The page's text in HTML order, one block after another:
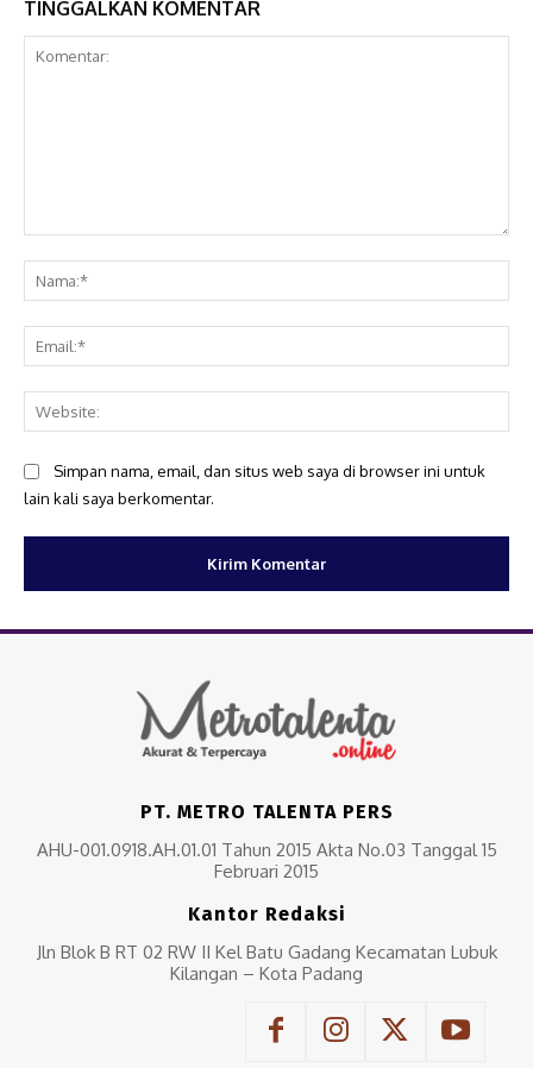
TINGGALKAN KOMENTAR
Simpan nama, email, dan situs web saya di browser ini untuk
lain kali saya berkomentar.
PT. METRO TALENTA PERS
AHU-001.0918.AH.01.01 Tahun 2015 Akta No.03 Tanggal 15
Februari 2015
Kantor Redaksi
Jln Blok B RT 02 RW II Kel Batu Gadang Kecamatan Lubuk
Kilangan – Kota Padang